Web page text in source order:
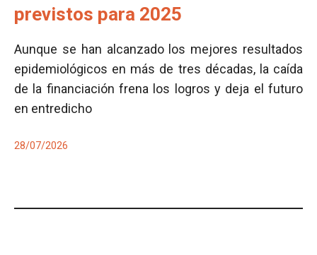
previstos para 2025
Aunque se han alcanzado los mejores resultados
epidemiológicos en más de tres décadas, la caída
de la financiación frena los logros y deja el futuro
en entredicho
28/07/2026